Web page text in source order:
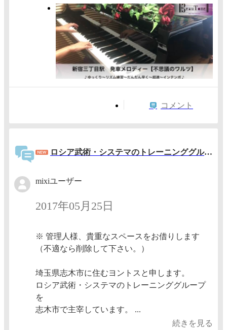
コメント
ロシア武術・システマのトレーニンググループ（システマ南埼玉）
mixiユーザー
2017年05月25日
※ 管理人様、貴重なスペースをお借りします
（不適なら削除して下さい。）
埼玉県志木市に住むヨントスと申します。
ロシア武術・システマのトレーニンググループ
を
志木市で主宰しています。 ...
続きを見る